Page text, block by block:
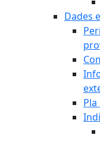
Dades